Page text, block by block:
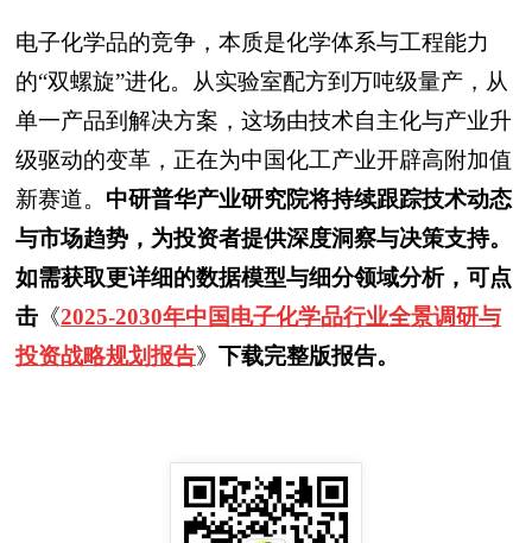
电子化学品的竞争，本质是化学体系与工程能力
的“双螺旋”进化。从实验室配方到万吨级量产，从
单一产品到解决方案，这场由技术自主化与产业升
级驱动的变革，正在为中国化工产业开辟高附加值
新赛道。 中研普华产业研究院将持续跟踪技术动态
与市场趋势，为投资者提供深度洞察与决策支持。
如需获取更详细的数据模型与细分领域分析，可点
击 《2025-2030年中国电子化学品行业全景调研与
投资战略规划报告》 下载完整版报告。